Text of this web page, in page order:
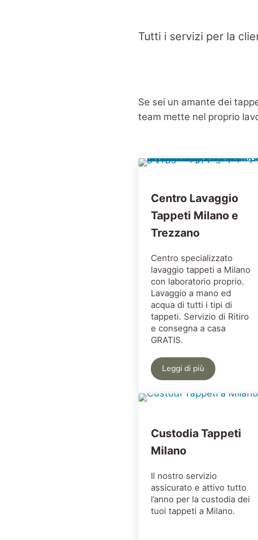
Tutti i servizi per la
Se sei un amante dei
team mette nel proprio
Centro Lavaggio
Tappeti Milano e
Trezzano
Centro specializzato
lavaggio tappeti a Milano
con laboratorio proprio.
Lavaggio a mano ed
acqua di tutti i tipi di
tappeti. Servizio di Ritiro
e consegna a casa
GRATIS.
Leggi di piùCentro Lavaggio
Custodia Tappeti
Milano
Il nostro servizio
assicurato e attivo tutto
l’anno per la custodia dei
tuoi tappeti a Milano.